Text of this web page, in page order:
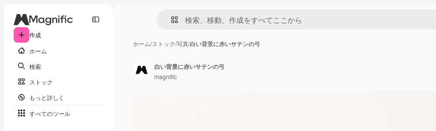
作成
ホーム
検索
ストック
もっと詳しく
すべてのツール
ホーム/ストック/写真/白い背景に赤いサテンの弓
白い背景に赤いサテンの弓
magnific